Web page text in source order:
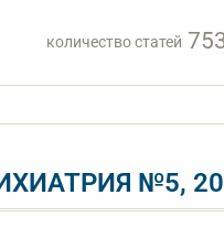
количество статей
№5,